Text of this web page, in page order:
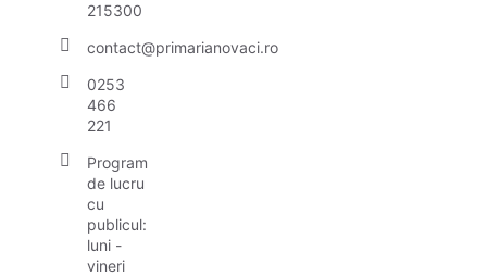
215300
contact@primarianovaci.ro
0253
466
221
Program
de lucru
cu
publicul:
luni -
vineri